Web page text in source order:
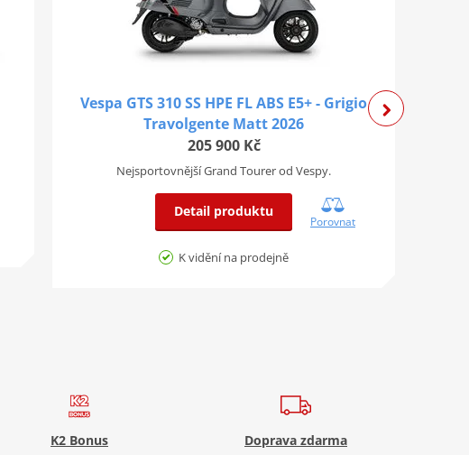
Vespa GTS 310 SS HPE FL ABS E5+ - Grigio
Travolgente Matt 2026
205 900 Kč
Nejsportovnější Grand Tourer od Vespy.
Detail produktu
Porovnat
K vidění na prodejně
K2 Bonus Doprava zdarma